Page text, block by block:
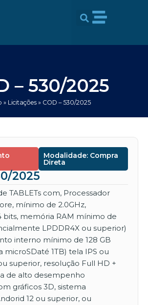
– 530/2025
» Licitações» COD – 530/2025
Modalidade: Compra
Direta
2025
TABLETs com, Processador
mínimo de 2.0GHz,
bits, memória RAM mínimo de
LPDDR4X ou superior)
interno mínimo de 128 GB
microSDaté 1TB) tela IPS ou
superior, resolução Full HD +
de alto desempenho
gráficos 3D, sistema
12 ou superior, ou